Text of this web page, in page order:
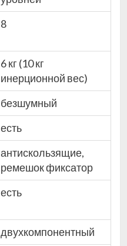
8
6 кг (10 кг
инерционной вес)
безшумный
есть
антискользящие,
ремешок фиксатор
есть
двухкомпонентный